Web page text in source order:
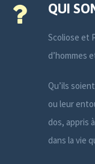
QUI
Scoliose et
d’hommes
Qu’ils
ou leur
dos, appris
dans la vie